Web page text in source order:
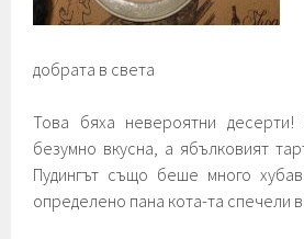
добрата в света
Това бяха невероятни
безумно вкусна, а ябълковият
Пудингът също беше много
определено пана кота-та спечели